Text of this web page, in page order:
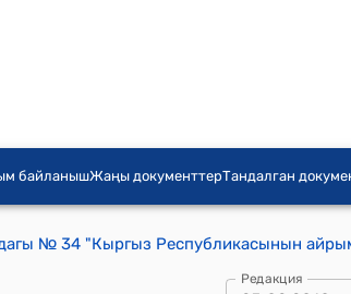
байланышЖаңы документтерТандалган
Редакция